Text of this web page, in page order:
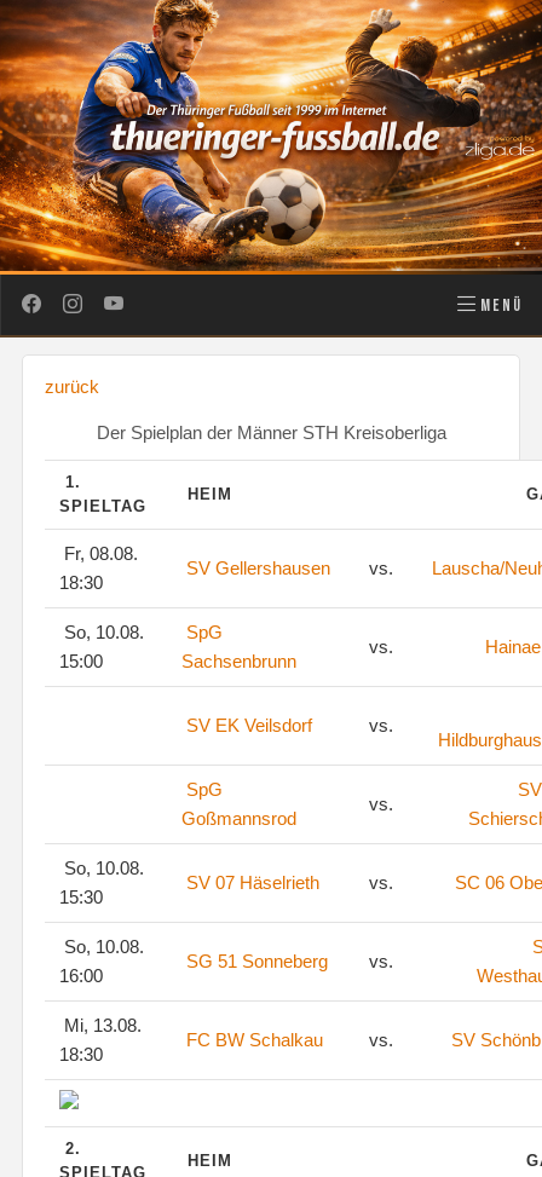
MENÜ
zurück
Der Spielplan der Männer STH Kreisoberliga
1.
SPIELTAG
HEIM
Fr, 08.08.
18:30
SV Gellershausen vs. Lauscha/
So, 10.08.
15:00
SpG
Sachsenbrunn
vs.
SV EK Veilsdorf vs.
SpG
Goßmannsrod
vs.
So, 10.08.
15:30
SV 07 Häselrieth vs. SC 06
So, 10.08.
16:00
SG 51 Sonneberg vs.
Mi, 13.08.
18:30
FC BW Schalkau vs. SV
2.
SPIELTAG
HEIM